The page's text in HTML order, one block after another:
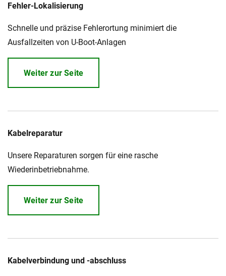
Fehler-Lokalisierung
Schnelle und präzise Fehlerortung minimiert die
Ausfallzeiten von U-Boot-Anlagen
Weiter zur Seite
Kabelreparatur
Unsere Reparaturen sorgen für eine rasche
Wiederinbetriebnahme.
Weiter zur Seite
Kabelverbindung und -abschluss